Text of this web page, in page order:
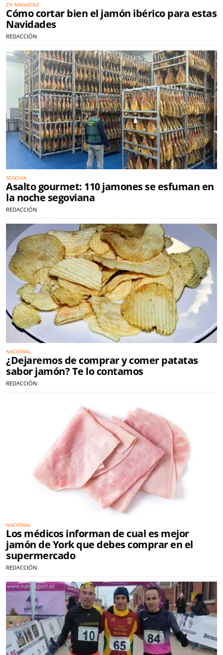
ZN MAGAZINE
Cómo cortar bien el jamón ibérico para estas
Navidades
REDACCIÓN
SEGOVIA
Asalto gourmet: 110 jamones se esfuman en
la noche segoviana
REDACCIÓN
NACIONAL
¿Dejaremos de comprar y comer patatas
sabor jamón? Te lo contamos
REDACCIÓN
NACIONAL
Los médicos informan de cual es mejor
jamón de York que debes comprar en el
supermercado
REDACCIÓN